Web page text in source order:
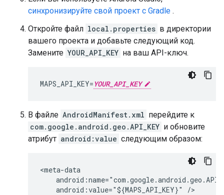
синхронизируйте свой проект с Gradle .
Откройте файл local.properties в директории
вашего проекта и добавьте следующий код.
Замените YOUR_API_KEY на ваш API-ключ.
MAPS_API_KEY= YOUR_API_KEY
В файле AndroidManifest.xml перейдите к
com.google.android.geo.API_KEY и обновите
атрибут android:value следующим образом:
<meta-data
    android:value="${MAPS_API_KEY}" />